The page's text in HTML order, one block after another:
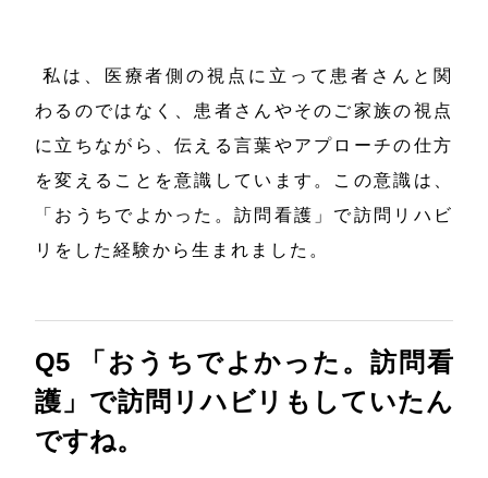
私は、医療者側の視点に立って患者さんと関
わるのではなく、患者さんやそのご家族の視点
に立ちながら、伝える言葉やアプローチの仕方
を変えることを意識しています。この意識は、
「おうちでよかった。訪問看護」で訪問リハビ
リをした経験から生まれました。
Q5
「おうちでよかった。訪問看
護」で訪問リハビリもしていたん
ですね。